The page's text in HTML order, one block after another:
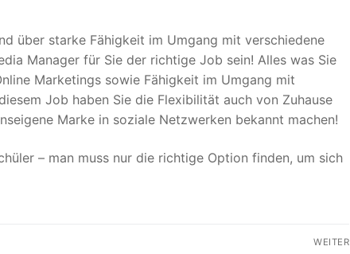
über starke Fähigkeit im Umgang mit verschiedene
Manager für Sie der richtige Job sein! Alles was Sie
Marketings sowie Fähigkeit im Umgang mit
Job haben Sie die Flexibilität auch von Zuhause
Marke in soziale Netzwerken bekannt machen!
– man muss nur die richtige Option finden, um sich
WEITER